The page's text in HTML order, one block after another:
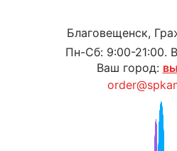
Благовещенск,
Пн-Сб: 9:00-21:00.
Ваш город: